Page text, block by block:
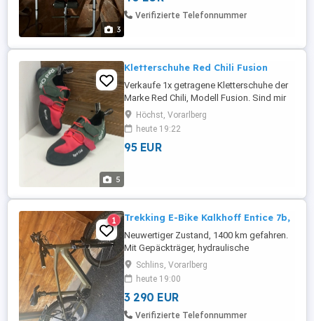
3
Verifizierte Telefonnummer
5
Kletterschuhe Red Chili Fusion
Verkaufe 1x getragene Kletterschuhe der
Marke Red Chili, Modell Fusion. Sind mir
leider zu klein. Neupreis waren 125
Geeignet für: Damen und Herren Sportart:
Alpinklettern, Bouldern, Sportklettern
Kletteranspruch: ambitionierte Kletterer
Höchst, Vorarlberg
heute 19:22
95 EUR
1 Trekking E-Bike Kalkhoff Entice 7b,
Neuwertiger Zustand, 1400 km gefahren.
Mit Gepäckträger, hydraulische
Scheibenbremsen, 750 Watt Akku usw.
Farbe Grün. Neupreis 6000
Schlins, Vorarlberg
heute 19:00
3 290 EUR
Verifizierte Telefonnummer